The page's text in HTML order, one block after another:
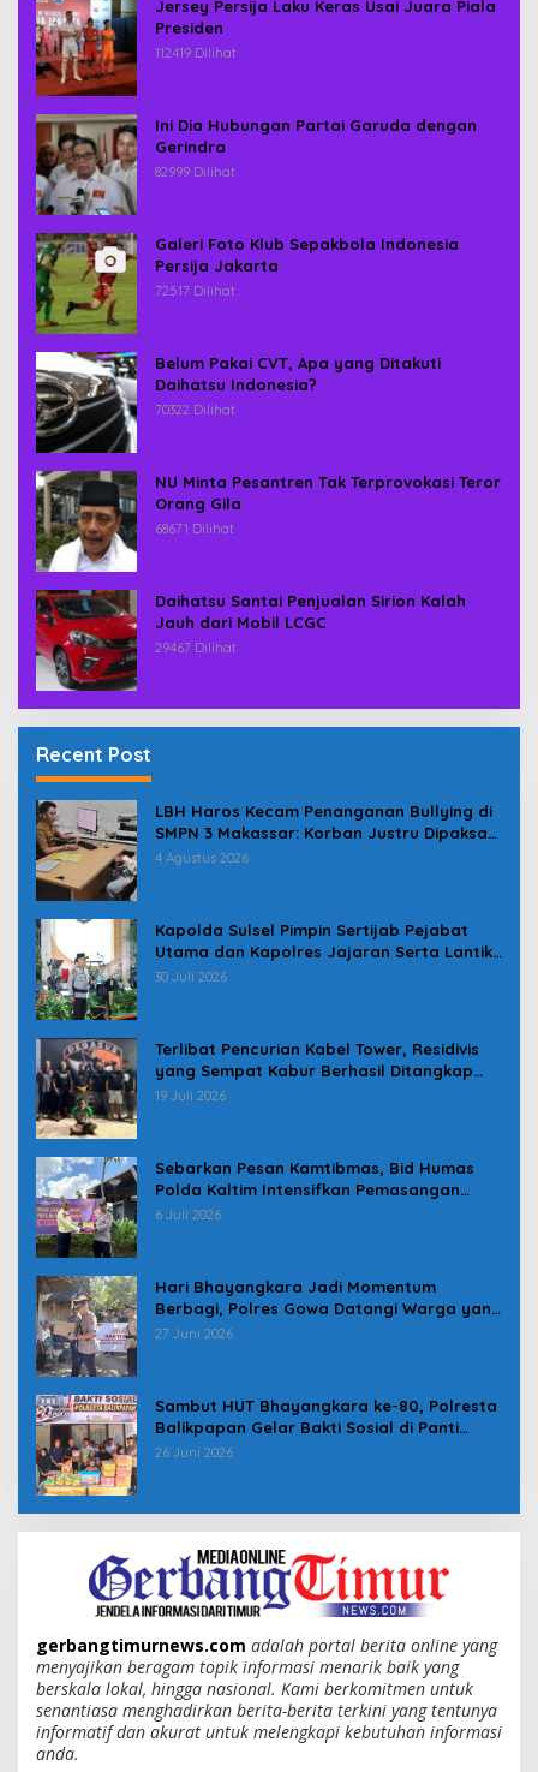
Jersey Persija Laku Keras Usai Juara Piala
Presiden
112419 Dilihat
Ini Dia Hubungan Partai Garuda dengan
Gerindra
82999 Dilihat
Galeri Foto Klub Sepakbola Indonesia
Persija Jakarta
72517 Dilihat
Belum Pakai CVT, Apa yang Ditakuti
Daihatsu Indonesia?
70322 Dilihat
NU Minta Pesantren Tak Terprovokasi Teror
Orang Gila
68671 Dilihat
Daihatsu Santai Penjualan Sirion Kalah
Jauh dari Mobil LCGC
29467 Dilihat
Recent Post
LBH Haros Kecam Penanganan Bullying di
SMPN 3 Makassar: Korban Justru Dipaksa
Pindah
4 Agustus 2026
Kapolda Sulsel Pimpin Sertijab Pejabat
Utama dan Kapolres Jajaran Serta Lantik
Karolog dan Kapolresta Gowa
30 Juli 2026
Terlibat Pencurian Kabel Tower, Residivis
yang Sempat Kabur Berhasil Ditangkap
Tim Gabungan di Jeneponto
19 Juli 2026
Sebarkan Pesan Kamtibmas, Bid Humas
Polda Kaltim Intensifkan Pemasangan
Spanduk serta Pembagian Stiker
6 Juli 2026
Hari Bhayangkara Jadi Momentum
Berbagi, Polres Gowa Datangi Warga yang
Membutuhkan
27 Juni 2026
Sambut HUT Bhayangkara ke-80, Polresta
Balikpapan Gelar Bakti Sosial di Panti
Asuhan Jabal Rahmah
26 Juni 2026
gerbangtimurnews.com adalah portal berita online yang
menyajikan beragam topik informasi menarik baik yang
berskala lokal, hingga nasional. Kami berkomitmen untuk
senantiasa menghadirkan berita-berita terkini yang tentunya
informatif dan akurat untuk melengkapi kebutuhan informasi
anda.